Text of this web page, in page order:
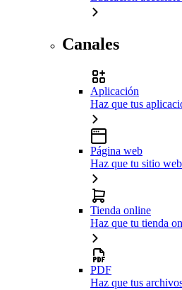
Canales
Aplicación
Haz que tus
Página web
Haz que tu sitio
Tienda online
Haz que tu tienda
PDF
Haz que tus